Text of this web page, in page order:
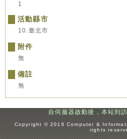
1
活動縣市
10.臺北市
附件
無
備註
無
自伺服器啟動後，本站到
::: Copyright © 2016 Computer &
rights